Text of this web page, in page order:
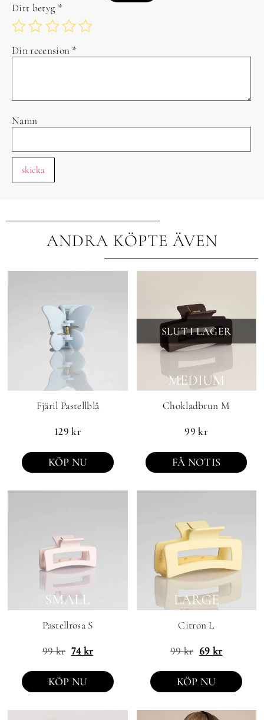
Ditt betyg *
Din recension *
Namn
ANDRA KÖPTE ÄVEN
Fjäril Pastellblå
129kr
KÖP NU
SLUT I LAGER
Chokladbrun M
99kr
FÅ NOTIS
Pastellrosa S
99kr 74kr
KÖP NU
Citron L
99kr 69 kr
KÖP NU